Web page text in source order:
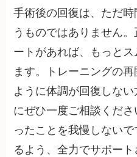
手術後の回復は、ただ
うものではありません
ートがあれば、もっと
ます。トレーニングの
ように体調が回復しな
にぜひ一度ご相談くだ
ったことを我慢しない
るよう、全力でサポート